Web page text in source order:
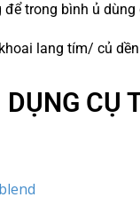
để trong bình ủ
lang tím/ củ
DỤNG CỤ